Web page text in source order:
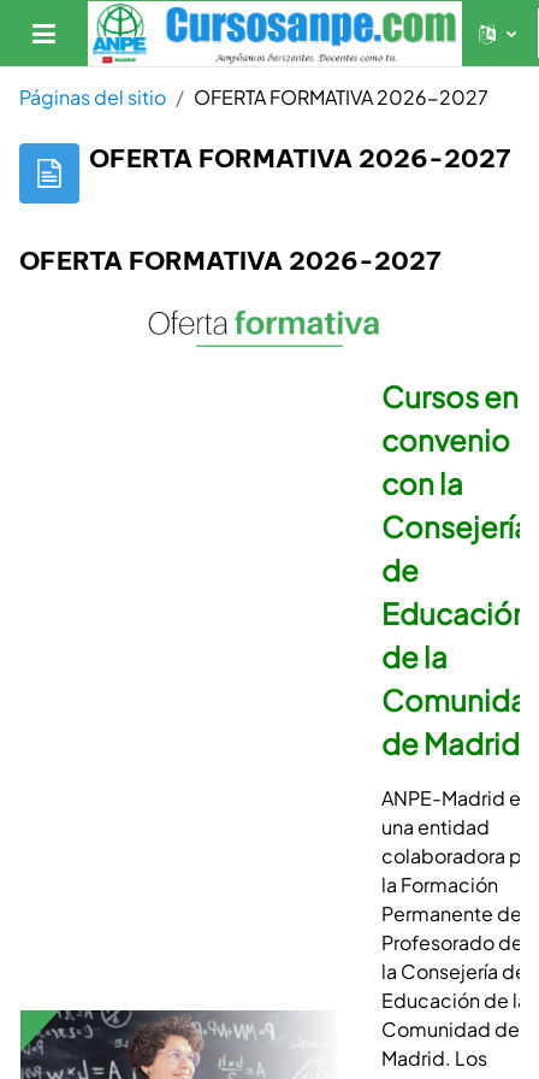
Salta al contenido principal
Panel lateral
Páginas del sitio
OFERTA FORMATIVA 2026-2027
OFERTA FORMATIVA 2026-2027
OFERTA FORMATIVA 2026-2027
Cursos en
convenio
con la
Consejería
de
Educación
de la
de Madrid
ANPE-Madrides
una entidad
colaboradora
la Formación
Permanente del
Profesoradodel
la Consejería de
Educación de la
Comunidad de
Madrid. Los